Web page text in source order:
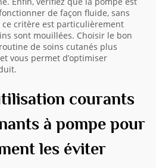
de façon fluide, sans
critère est particulièrement
sont mouillées. Choisir le bon
de soins cutanés plus
vous permet d’optimiser
courants
à pompe pour
les éviter